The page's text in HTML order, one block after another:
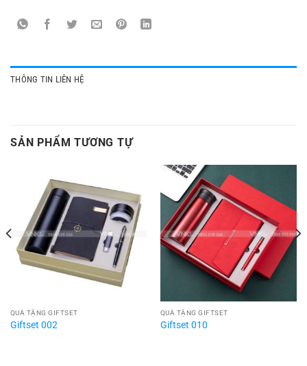
THÔNG TIN LIÊN HỆ
SẢN PHẨM TƯƠNG TỰ
QUÀ TẶNG GIFTSET
Giftset 002
QUÀ TẶNG GIFTSET
Giftset 010